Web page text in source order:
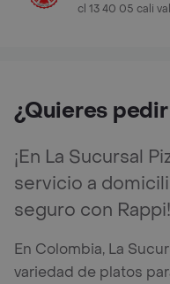
cl 13 40 05 cali
¿Quieres
¡En La Sucursal
servicio a
seguro con Rappi!
En Colombia, La
variedad de platos